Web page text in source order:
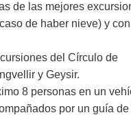
de las mejores
de haber nieve) y
del Círculo de
y Geysir.
8 personas en un
por un guía